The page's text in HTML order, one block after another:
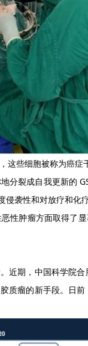
这些细胞被称为癌症
分裂成自我更新的
袭性和对放疗和化
性肿瘤方面取得了
近期，中国科学院
质瘤的新手段。日